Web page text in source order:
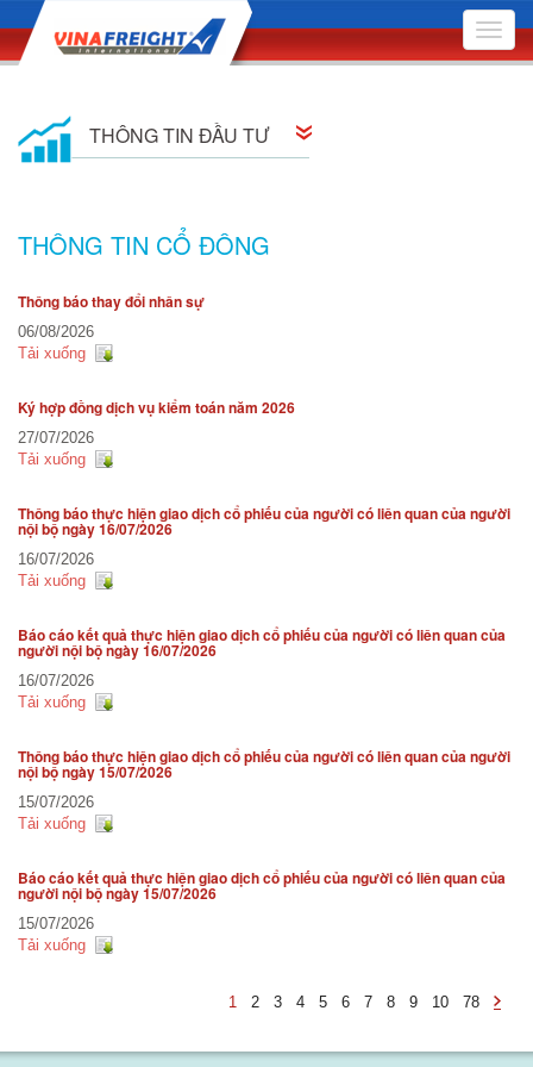
Toggle
THÔNG TIN ĐẦU TƯ
Quyết định Hội đồng Quản trị
Đại hội Đồng Cổ đông
Báo cáo quản trị công ty
Bản cáo bạch
Báo cáo tài chính
THÔNG TIN CỔ ĐÔNG
Thông báo thay đổi nhân sự
06/08/2026
Tải xuống
Ký hợp đồng dịch vụ kiểm toán năm 2026
27/07/2026
Tải xuống
Thông báo thực hiện giao dịch cổ phiếu của người có liên quan của người
nội bộ ngày 16/07/2026
16/07/2026
Tải xuống
Báo cáo kết quả thực hiện giao dịch cổ phiếu của người có liên quan của
người nội bộ ngày 16/07/2026
16/07/2026
Tải xuống
Thông báo thực hiện giao dịch cổ phiếu của người có liên quan của người
nội bộ ngày 15/07/2026
15/07/2026
Tải xuống
Báo cáo kết quả thực hiện giao dịch cổ phiếu của người có liên quan của
người nội bộ ngày 15/07/2026
15/07/2026
Tải xuống
1 2 3 4 5 6 7 8 9 10
78